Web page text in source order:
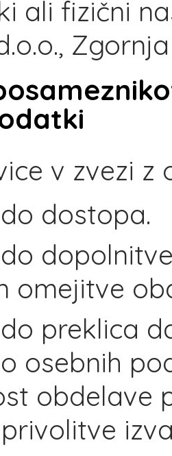
ali fizični
v zvezi z
dostopa.
omejitve
preklica
osebnih
obdelave